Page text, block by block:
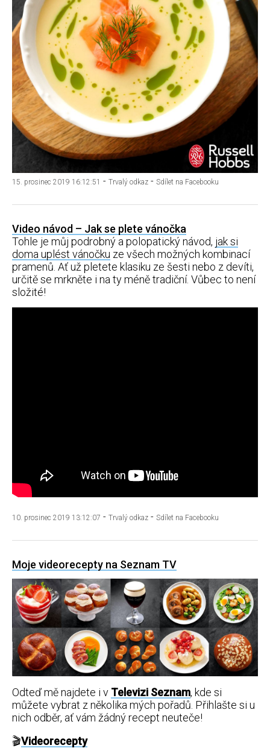
15. prosinec 2019 16:12:51 - Trvalý odkaz - Sdílet na Facebooku
Video návod – Jak se plete vánočka
Tohle je můj podrobný a polopatický návod, jak si
doma uplést vánočku ze všech možných kombinací
pramenů. Ať už pletete klasiku ze šesti nebo z devíti,
určitě se mrkněte i na ty méně tradiční. Vůbec to není
složité!
10. prosinec 2019 13:12:07 - Trvalý odkaz - Sdílet na Facebooku
Moje videorecepty na Seznam TV
Odteď mě najdete i v Televizi Seznam, kde si
můžete vybrat z několika mých pořadů. Přihlašte si u
nich odběr, ať vám žádný recept neuteče!
🎬Videorecepty